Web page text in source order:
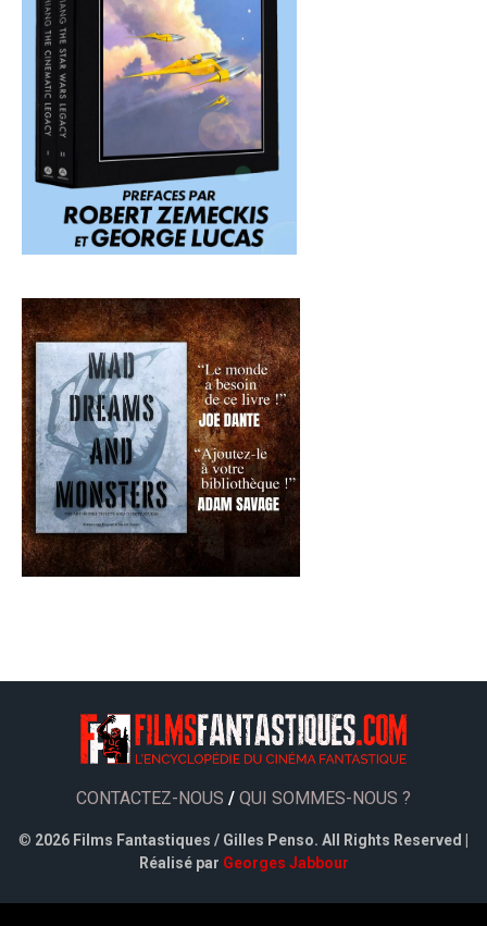
CONTACTEZ-NOUS / QUI SOMMES-NOUS ?
© 2026 Films Fantastiques / Gilles Penso. All Rights Reserved |
Réalisé par Georges Jabbour